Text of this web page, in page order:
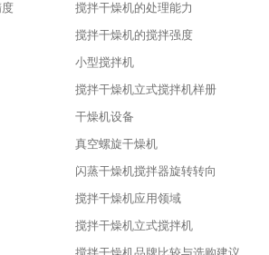
搅拌干燥机的处理能力
搅拌干燥机的搅拌强度
小型搅拌机
搅拌干燥机立式搅拌机样册
干燥机设备
真空螺旋干燥机
闪蒸干燥机搅拌器旋转转向
搅拌干燥机应用领域
搅拌干燥机立式搅拌机